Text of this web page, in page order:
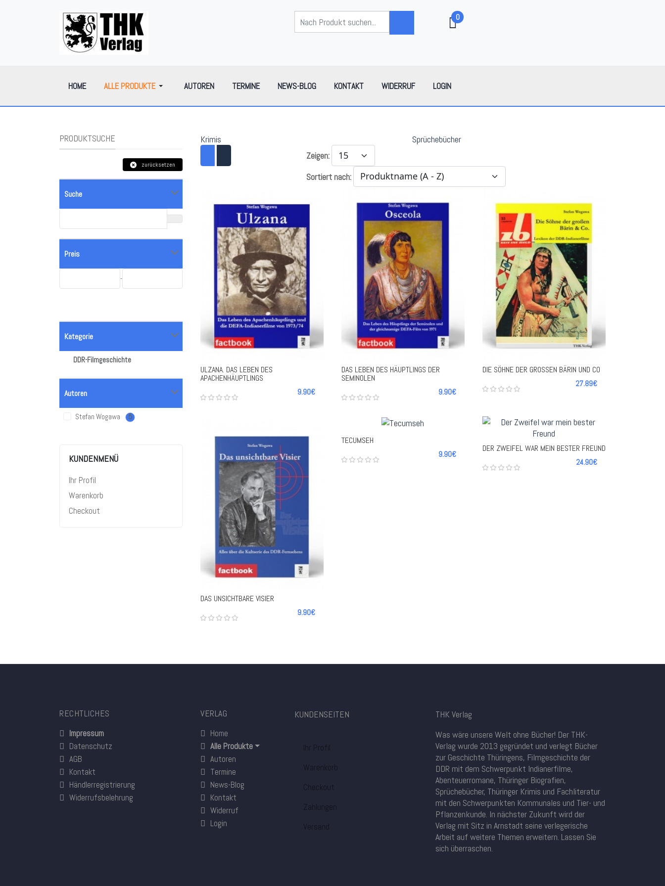
0
HOME ALLE PRODUKTE AUTOREN TERMINE NEWS-BLOG KONTAKT WIDERRUF LOGIN
Krimis
Sprüchebücher
Zeigen:
Sortiert nach:
+
ULZANA. DAS LEBEN DES
APACHENHÄUPTLINGS
9.90€
+
DAS LEBEN DES HÄUPTLINGS DER
SEMINOLEN
9.90€
+
DIE SÖHNE DER GROSSEN BÄRIN UND CO
27.89€
DAS UNSICHTBARE VISIER
9.90€
TECUMSEH
9.90€
DER ZWEIFEL WAR MEIN BESTER FREUND
24.90€
PRODUKTSUCHE
zurücksetzen
Suche
Preis
-
Kategorie
DDR-Filmgeschichte
Autoren
Stefan Wogawa 5
KUNDENMENÜ
Ihr Profil
Warenkorb
Checkout
RECHTLICHES
Impressum
Datenschutz
AGB
Kontakt
Händlerregistrierung
Widerrufsbelehrung
VERLAG
Home
Alle Produkte
Autoren
Termine
News-Blog
Kontakt
Widerruf
Login
KUNDENSEITEN
Ihr Profil
Warenkorb
Checkout
Zahlungen
Versand
THK Verlag
Was wäre unsere Welt ohne Bücher! Der THK-
Verlag wurde 2013 gegründet und verlegt Bücher
zur Geschichte Thüringens, Filmgeschichte der
DDR mit dem Schwerpunkt Indianerfilme,
Abenteuerromane, Thüringer Biografien,
Sprüchebücher, Thüringer Krimis und Fachliteratur
mit den Schwerpunkten Kommunales und Tier- und
Pflanzenkunde. In nächster Zukunft wird der
Verlag mit Sitz in Arnstadt seine verlegerische
Arbeit auf weitere Themen erweitern. Lassen Sie
sich überraschen.